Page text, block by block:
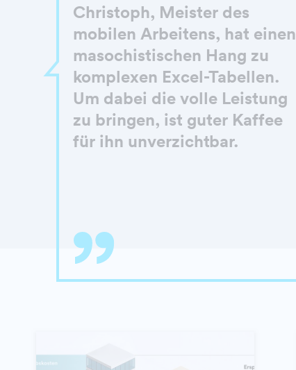
Christoph, Meister des
mobilen Arbeitens, hat einen
masochistischen Hang zu
komplexen Excel-Tabellen.
Um dabei die volle Leistung
zu bringen, ist guter Kaffee
für ihn unverzichtbar.